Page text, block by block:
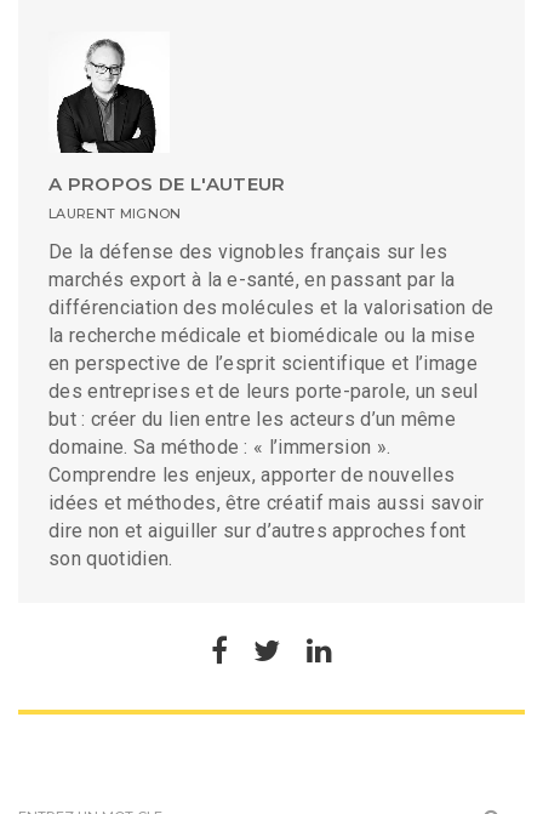
A PROPOS DE L'AUTEUR
LAURENT MIGNON
De la défense des vignobles français sur les
marchés export à la e-santé, en passant par la
différenciation des molécules et la valorisation de
la recherche médicale et biomédicale ou la mise
en perspective de l’esprit scientifique et l’image
des entreprises et de leurs porte-parole, un seul
but : créer du lien entre les acteurs d’un même
domaine. Sa méthode : « l’immersion ».
Comprendre les enjeux, apporter de nouvelles
idées et méthodes, être créatif mais aussi savoir
dire non et aiguiller sur d’autres approches font
son quotidien.